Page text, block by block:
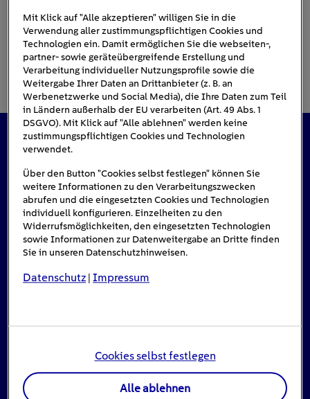
Das könnte Sie auch interessieren
#Solarenergie
Einspeisevergütung für Photovoltaik-
Mit Klick auf "Alle akzeptieren" willigen Sie in die
Verwendung aller zustimmungspflichtigen Cookies und
Technologien ein. Damit ermöglichen Sie die webseiten-,
partner- sowie geräteübergreifende Erstellung und
Verarbeitung individueller Nutzungsprofile sowie die
Weitergabe Ihrer Daten an Drittanbieter (z. B. an
Werbenetzwerke und Social Media), die Ihre Daten zum Teil
in Ländern außerhalb der EU verarbeiten (Art. 49 Abs. 1
DSGVO). Mit Klick auf "Alle ablehnen" werden keine
zustimmungspflichtigen Cookies und Technologien
verwendet.
Über den Button "Cookies selbst festlegen" können Sie
weitere Informationen zu den Verarbeitungszwecken
abrufen und die eingesetzten Cookies und Technologien
individuell konfigurieren. Einzelheiten zu den
Widerrufsmöglichkeiten, den eingesetzten Technologien
sowie Informationen zur Datenweitergabe an Dritte finden
Sie in unseren Datenschutzhinweisen.
Datenschutz |Impressum
Cookies selbst festlegen
Alle ablehnen